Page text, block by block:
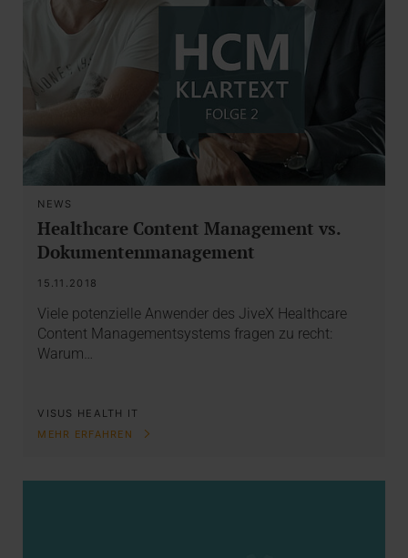
NEWS
Healthcare Content Management vs.
Dokumentenmanagement
15.11.2018
Viele potenzielle Anwender des JiveX Healthcare
Content Managementsystems fragen zu recht:
Warum…
VISUS HEALTH IT
MEHR ERFAHREN